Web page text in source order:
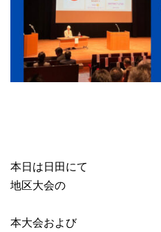
本日は日田にて
地区大会の
本大会および